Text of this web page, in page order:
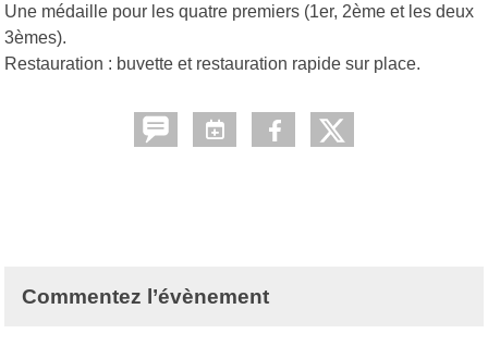
Une médaille pour les quatre premiers (1er, 2ème et les deux
3èmes).
Restauration : buvette et restauration rapide sur place.
Commentez l’évènement